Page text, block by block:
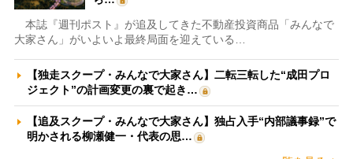
本誌『週刊ポスト』が追及してきた不動産投資商品「みんなで
大家さん」がいよいよ最終局面を迎えている…
【独走スクープ・みんなで大家さん】二転三転した“成田プロ
ジェクト”の計画変更の裏で起き…
【追及スクープ・みんなで大家さん】独占入手“内部議事録”で
明かされる柳瀬健一・代表の思…